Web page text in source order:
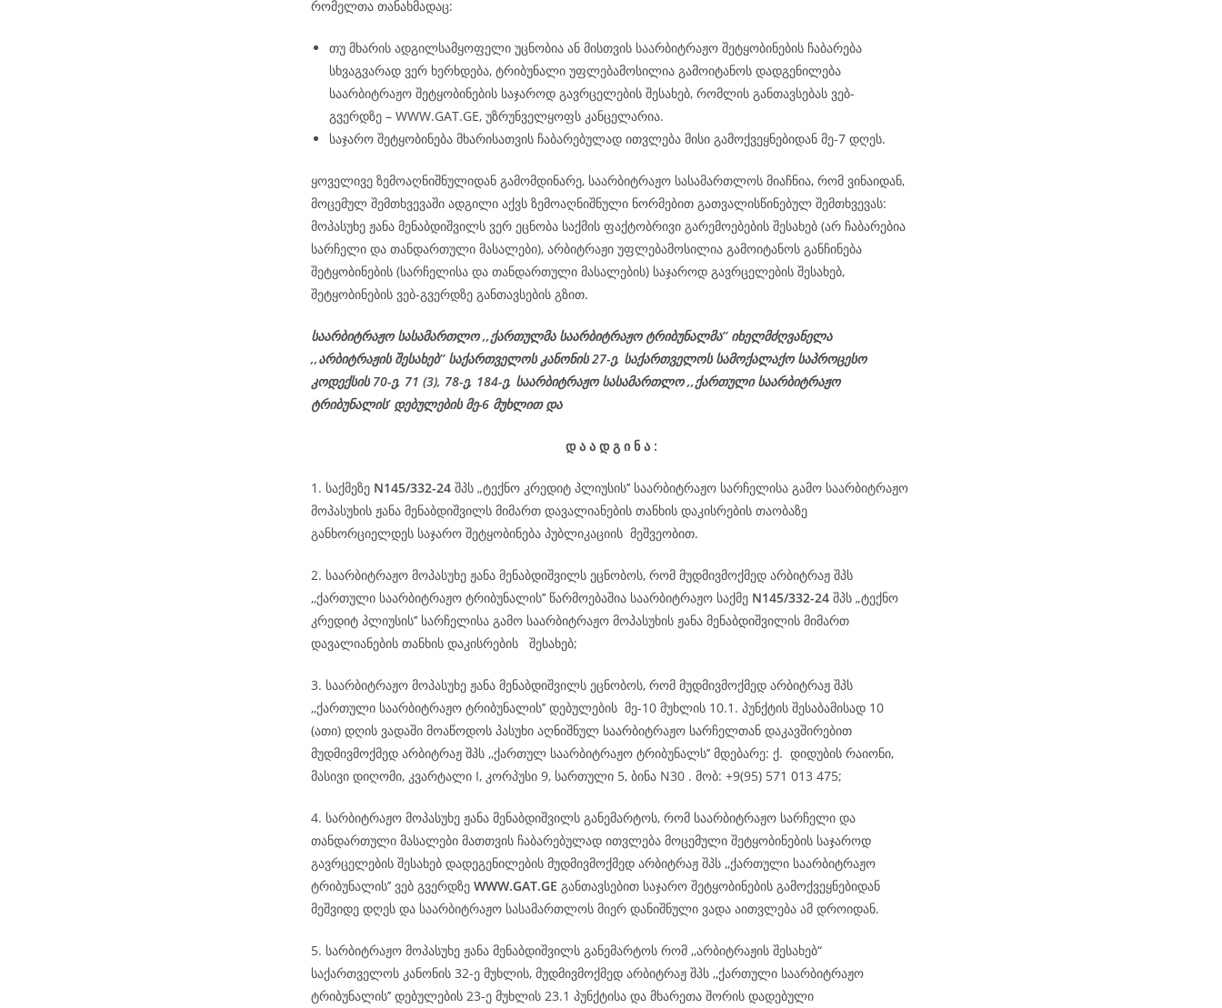
რომელთა თანახმადაც:
თუ მხარის ადგილსამყოფელი უცნობია ან მისთვის საარბიტრაჟო შეტყობინების ჩაბარება
სხვაგვარად ვერ ხერხდება, ტრიბუნალი უფლებამოსილია გამოიტანოს დადგენილება
საარბიტრაჟო შეტყობინების საჯაროდ გავრცელების შესახებ, რომლის განთავსებას ვებ-
გვერდზე – WWW.GAT.GE, უზრუნველყოფს კანცელარია.
საჯარო შეტყობინება მხარისათვის ჩაბარებულად ითვლება მისი გამოქვეყნებიდან მე-7 დღეს.
ყოველივე ზემოაღნიშნულიდან გამომდინარე, საარბიტრაჟო სასამართლოს მიაჩნია, რომ ვინაიდან,
მოცემულ შემთხვევაში ადგილი აქვს ზემოაღნიშნული ნორმებით გათვალისწინებულ შემთხვევას:
მოპასუხე ჟანა მენაბდიშვილს ვერ ეცნობა საქმის ფაქტობრივი გარემოებების შესახებ (არ ჩაბარებია
სარჩელი და თანდართული მასალები), არბიტრაჟი უფლებამოსილია გამოიტანოს განჩინება
შეტყობინების (სარჩელისა და თანდართული მასალების) საჯაროდ გავრცელების შესახებ,
შეტყობინების ვებ-გვერდზე განთავსების გზით.
საარბიტრაჟო სასამართლო ,,ქართულმა საარბიტრაჟო ტრიბუნალმა’’ იხელმძღვანელა
,,არბიტრაჟის შესახებ’’ საქართველოს კანონის 27-ე, საქართველოს სამოქალაქო საპროცესო
კოდექსის 70-ე, 71 (3), 78-ე, 184-ე, საარბიტრაჟო სასამართლო ,,ქართული საარბიტრაჟო
ტრიბუნალის’ დებულების მე-6 მუხლით და
დ ა ა დ გ ი ნ ა :
1. საქმეზე N145/332-24 შპს „ტექნო კრედიტ პლიუსის’’ საარბიტრაჟო სარჩელისა გამო საარბიტრაჟო
მოპასუხის ჟანა მენაბდიშვილს მიმართ დავალიანების თანხის დაკისრების თაობაზე
განხორციელდეს საჯარო შეტყობინება პუბლიკაციის მეშვეობით.
2. საარბიტრაჟო მოპასუხე ჟანა მენაბდიშვილს ეცნობოს, რომ მუდმივმოქმედ არბიტრაჟ შპს
,,ქართული საარბიტრაჟო ტრიბუნალის’’ წარმოებაშია საარბიტრაჟო საქმე N145/332-24 შპს „ტექნო
კრედიტ პლიუსის’’ სარჩელისა გამო საარბიტრაჟო მოპასუხის ჟანა მენაბდიშვილის მიმართ
დავალიანების თანხის დაკისრების შესახებ;
3. საარბიტრაჟო მოპასუხე ჟანა მენაბდიშვილს ეცნობოს, რომ მუდმივმოქმედ არბიტრაჟ შპს
,,ქართული საარბიტრაჟო ტრიბუნალის’’ დებულების მე-10 მუხლის 10.1. პუნქტის შესაბამისად 10
(ათი) დღის ვადაში მოაწოდოს პასუხი აღნიშნულ საარბიტრაჟო სარჩელთან დაკავშირებით
მუდმივმოქმედ არბიტრაჟ შპს ,,ქართულ საარბიტრაჟო ტრიბუნალს’’ მდებარე: ქ. დიდუბის რაიონი,
მასივი დიღომი, კვარტალი I, კორპუსი 9, სართული 5, ბინა N30 . მობ: +9(95) 571 013 475;
4. სარბიტრაჟო მოპასუხე ჟანა მენაბდიშვილს განემარტოს, რომ საარბიტრაჟო სარჩელი და
თანდართული მასალები მათთვის ჩაბარებულად ითვლება მოცემული შეტყობინების საჯაროდ
გავრცელების შესახებ დადეგენილების მუდმივმოქმედ არბიტრაჟ შპს ,,ქართული საარბიტრაჟო
ტრიბუნალის’’ ვებ გვერდზე WWW.GAT.GE განთავსებით საჯარო შეტყობინების გამოქვეყნებიდან
მეშვიდე დღეს და საარბიტრაჟო სასამართლოს მიერ დანიშნული ვადა აითვლება ამ დროიდან.
5. სარბიტრაჟო მოპასუხე ჟანა მენაბდიშვილს განემარტოს რომ ,,არბიტრაჟის შესახებ“
საქართველოს კანონის 32-ე მუხლის, მუდმივმოქმედ არბიტრაჟ შპს ,,ქართული საარბიტრაჟო
ტრიბუნალის’’ დებულების 23-ე მუხლის 23.1 პუნქტისა და მხარეთა შორის დადებული